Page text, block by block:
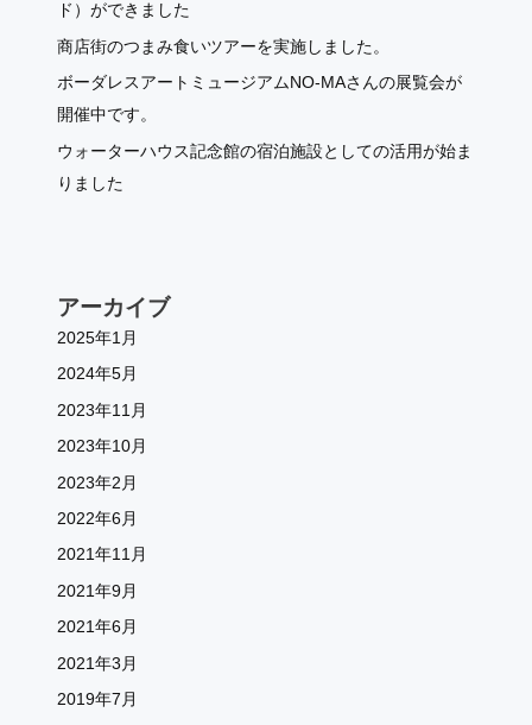
ド）ができました
商店街のつまみ食いツアーを実施しました。
ボーダレスアートミュージアムNO-MAさんの展覧会が
開催中です。
ウォーターハウス記念館の宿泊施設としての活用が始ま
りました
アーカイブ
2025年1月
2024年5月
2023年11月
2023年10月
2023年2月
2022年6月
2021年11月
2021年9月
2021年6月
2021年3月
2019年7月